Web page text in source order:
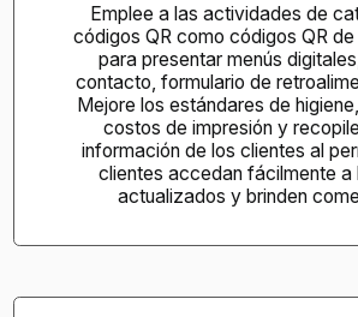
Emplee a las actividades de
códigos QR como códigos QR
para presentar menús
contacto, formulario de
Mejore los estándares de
costos de impresión y
información de los clientes al
clientes accedan fácilmente a
actualizados y brinden